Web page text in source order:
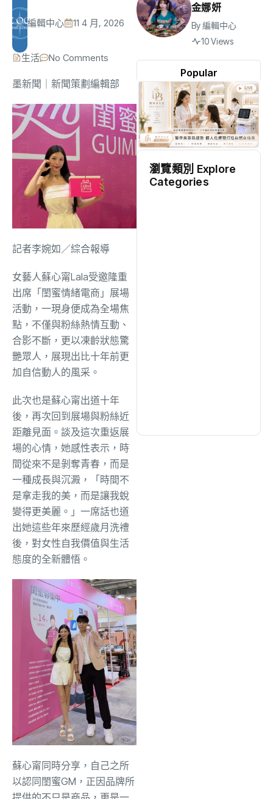
編輯中心 11 4 月, 2026
生活 No Comments
墨新聞 ｜新聞策劃編輯部
記者李婉如／綜合報導
女藝人蘇心甯Lala受邀隆重
出席「閨蜜情緒電商」展場
活動，一現身便成為全場焦
點，不僅與粉絲熱情互動、
合影不斷，更以凍齡狀態驚
艷眾人，展現出比十年前更
加自信動人的風采。
此次也是蘇心甯出道十年
後，再次回到展場與粉絲近
距離見面。談及這次重返展
場的心情，她感性表示，時
間從來不是剝奪青春，而是
一種成長與沉澱，「時間不
是拿走我的美，而是讓我蛻
變得更美麗。」一席話也道
出她這些年來歷經歲月洗禮
後，對女性自我價值與生活
態度的全新體悟。
蘇心甯同時分享，自己之所
以認同閨蜜GM，正因品牌所
Popular
金娜妍
By編輯中心
10 Views
瀏覽類別 Explore
Categories